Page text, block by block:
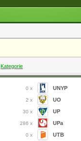
Kategorie
0 x
2 x
30 x
286 x
0 x
UNYP
UO
UP
UPa
UTB